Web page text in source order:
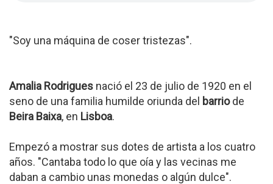
"Soy una máquina de coser tristezas".
Amalia Rodrigues nació el 23 de julio de 1920 en el
seno de una familia humilde oriunda del barriode
Beira Baixa, en Lisboa.
Empezó a mostrar sus dotes de artista a los cuatro
años. "Cantaba todo lo que oía y las vecinas me
daban a cambio unas monedas o algún dulce".